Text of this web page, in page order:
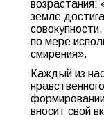
возрастания:
земле
по мере
смирения».
Каждый из
нравстве
вносит свой